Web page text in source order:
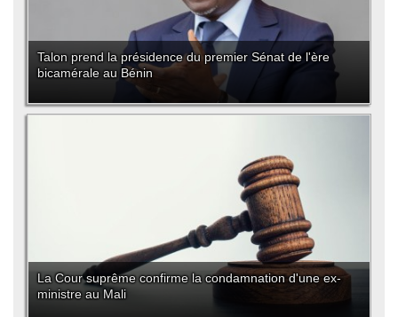
Talon prend la présidence du premier Sénat de l'ère
bicamérale au Bénin
La Cour suprême confirme la condamnation d'une ex-
ministre au Mali